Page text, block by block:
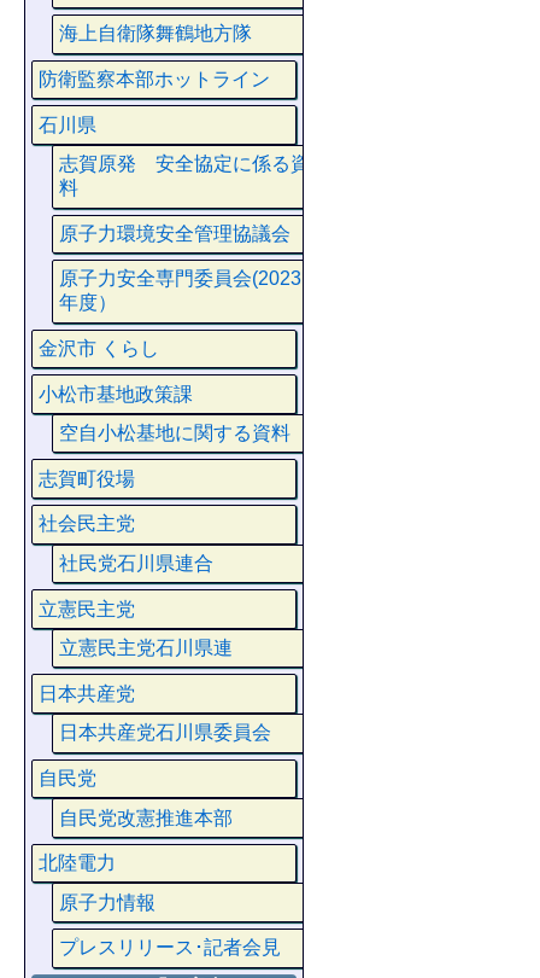
海上自衛隊舞鶴地方隊
防衛監察本部ホットライン
石川県
志賀原発 安全協定に係る資
料
原子力環境安全管理協議会
原子力安全専門委員会(2023
年度）
金沢市 くらし
小松市基地政策課
空自小松基地に関する資料
志賀町役場
社会民主党
社民党石川県連合
立憲民主党
立憲民主党石川県連
日本共産党
日本共産党石川県委員会
自民党
自民党改憲推進本部
北陸電力
原子力情報
プレスリリース･記者会見